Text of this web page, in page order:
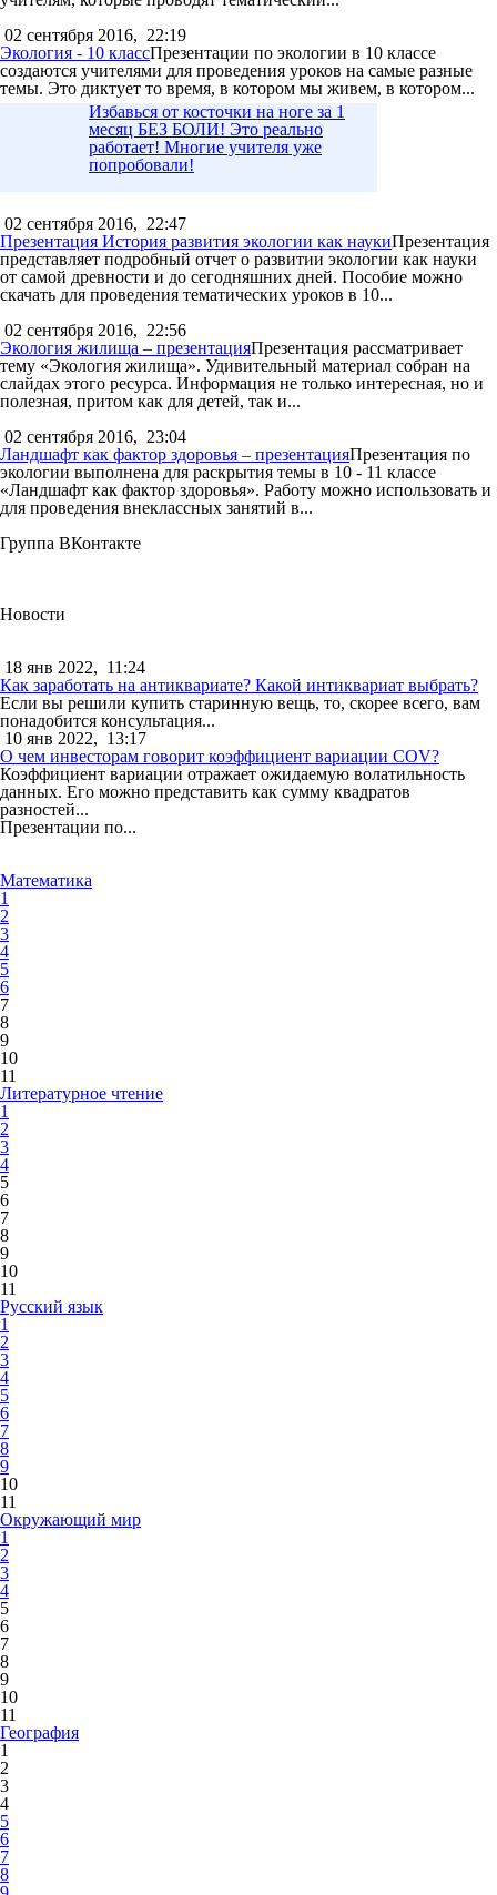
02 сентября 2016, 22:19
Экология - 10 классПрезентации по экологии в 10 классе
создаются учителями для проведения уроков на самые разные
темы. Это диктует то время, в котором мы живем, в котором...
Избавься от косточки на ноге за 1
месяц БЕЗ БОЛИ! Это реально
работает! Многие учителя уже
попробовали!
02 сентября 2016, 22:47
Презентация История развития экологии как наукиПрезентация
представляет подробный отчет о развитии экологии как науки
от самой древности и до сегодняшних дней. Пособие можно
скачать для проведения тематических уроков в 10...
02 сентября 2016, 22:56
Экология жилища – презентацияПрезентация рассматривает
тему «Экология жилища». Удивительный материал собран на
слайдах этого ресурса. Информация не только интересная, но и
полезная, притом как для детей, так и...
02 сентября 2016, 23:04
Ландшафт как фактор здоровья – презентацияПрезентация по
экологии выполнена для раскрытия темы в 10 - 11 классе
«Ландшафт как фактор здоровья». Работу можно использовать и
для проведения внеклассных занятий в...
Группа ВКонтакте
Новости
18 янв 2022, 11:24
Как заработать на антиквариате? Какой интиквариат выбрать?
Если вы решили купить старинную вещь, то, скорее всего, вам
понадобится консультация...
10 янв 2022, 13:17
О чем инвесторам говорит коэффициент вариации COV?
Коэффициент вариации отражает ожидаемую волатильность
данных. Его можно представить как сумму квадратов
разностей...
Презентации по...
Математика
1
2
3
4
5
6
7
8
9
10
11
Литературное чтение
1
2
3
4
5
6
7
8
9
10
11
Русский язык
1
2
3
4
5
6
7
8
9
10
11
Окружающий мир
1
2
3
4
5
6
7
8
9
10
11
География
1
2
3
4
5
6
7
8